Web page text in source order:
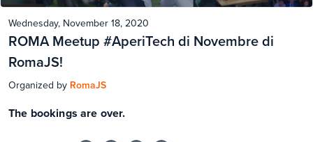
Wednesday, November 18, 2020
ROMA Meetup #AperiTech di Novembre di
RomaJS!
Organized by RomaJS
The bookings are over.